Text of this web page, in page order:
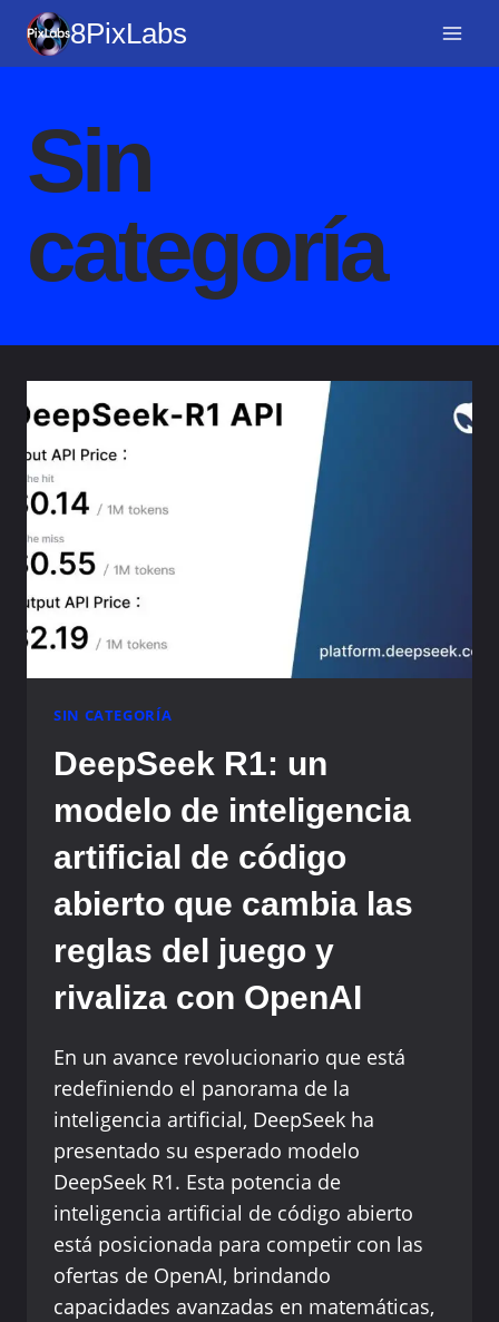
Saltar
8PixLabs
Sin
categoría
SIN CATEGORÍA
DeepSeek R1: un
modelo de inteligencia
artificial de código
abierto que cambia las
reglas del juego y
rivaliza con OpenAI
En un avance revolucionario que está
redefiniendo el panorama de la
inteligencia artificial, DeepSeek ha
presentado su esperado modelo
DeepSeek R1. Esta potencia de
inteligencia artificial de código abierto
está posicionada para competir con las
ofertas de OpenAI, brindando
capacidades avanzadas en matemáticas,